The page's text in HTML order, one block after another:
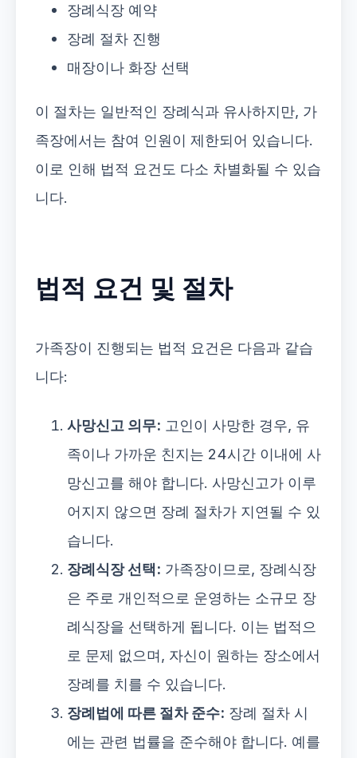
장례식장 예약
장례 절차 진행
매장이나 화장 선택
이 절차는 일반적인 장례식과 유사하지만, 가
족장에서는 참여 인원이 제한되어 있습니다.
이로 인해 법적 요건도 다소 차별화될 수 있습
니다.
법적 요건 및 절차
가족장이 진행되는 법적 요건은 다음과 같습
니다:
사망신고 의무: 고인이 사망한 경우, 유
족이나 가까운 친지는 24시간 이내에 사
망신고를 해야 합니다. 사망신고가 이루
어지지 않으면 장례 절차가 지연될 수 있
습니다.
장례식장 선택: 가족장이므로, 장례식장
은 주로 개인적으로 운영하는 소규모 장
례식장을 선택하게 됩니다. 이는 법적으
로 문제 없으며, 자신이 원하는 장소에서
장례를 치를 수 있습니다.
장례법에 따른 절차 준수: 장례 절차 시
에는 관련 법률을 준수해야 합니다. 예를